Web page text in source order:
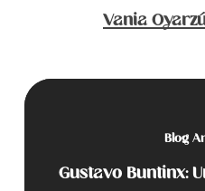
Vania
Blog
Gustavo Buntinx: